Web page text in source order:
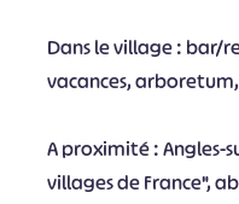
Dans le village : bar/
vacances,
A proximité : Angles-
villages de France",